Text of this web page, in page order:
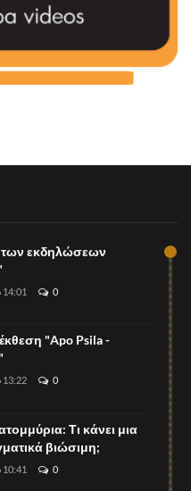
εκδηλώσεων
14:01 0
"Apo Psila -
13:22 0
Τι κάνει μια
βιώσιμη;
10:41 0